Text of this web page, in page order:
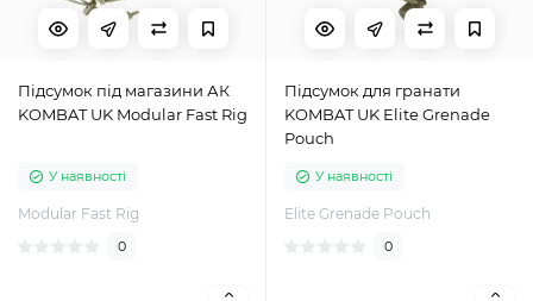
Підсумок під магазини АК
KOMBAT UK Modular Fast Rig
У наявності
Modular Fast Rig
0
Підсумок для гранати
KOMBAT UK Elite Grenade
Pouch
У наявності
Elite Grenade Pouch
0